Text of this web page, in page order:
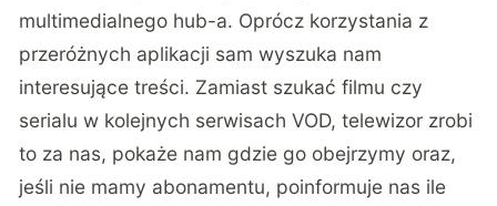
multimedialnego hub-a. Oprócz korzystania z
przeróżnych aplikacji sam wyszuka nam
interesujące treści. Zamiast szukać filmu czy
serialu w kolejnych serwisach VOD, telewizor zrobi
to za nas, pokaże nam gdzie go obejrzymy oraz,
jeśli nie mamy abonamentu, poinformuje nas ile